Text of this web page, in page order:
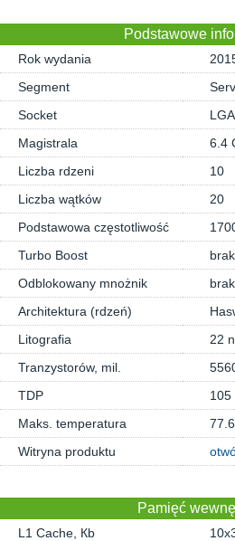
Podstawowe
Rok wydania
Segment
Socket
Magistrala
6.4
Liczba rdzeni
10
Liczba wątków
20
Podstawowa częstotliwość
Turbo Boost
brak
Odblokowany mnożnik
brak
Architektura (rdzeń)
Litografia
22
Tranzystorów, mil.
TDP
105
Maks. temperatura
Witryna produktu
Pamięć
L1 Cache, Кb